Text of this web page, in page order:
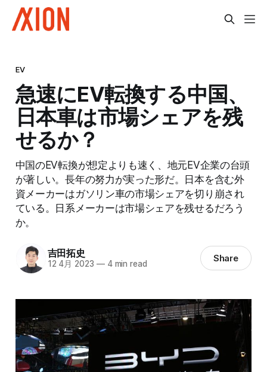
EV
急速にEV転換する中国、
日本車は市場シェアを残
せるか？
中国のEV転換が想定よりも速く、地元EV企業の台頭
が著しい。長年の努力が実った形だ。日本を含む外
資メーカーはガソリン車の市場シェアを切り崩され
ている。日系メーカーは市場シェアを残せるだろう
か。
吉田拓史
12 4月 2023 —4 min read Share